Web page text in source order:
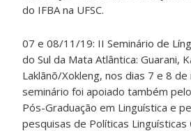
do IFBA na UFSC.
07 e 08/11/19: II Seminário de
do Sul da Mata Atlântica: Guarani,
Laklãnõ/Xokleng, nos dias 7 e 8
seminário foi apoiado também
Pós-Graduação em Linguística e
pesquisas de Políticas Linguísticas